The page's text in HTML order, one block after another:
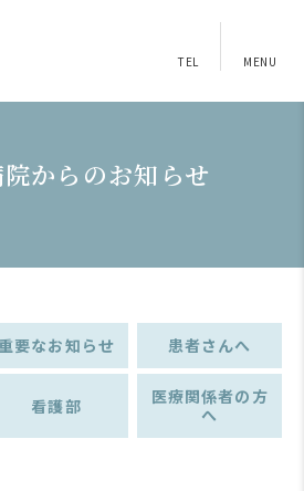
TEL MENU
からのお知らせ
要なお知らせ 患者さんへ
看護部
医療関係者の方
へ